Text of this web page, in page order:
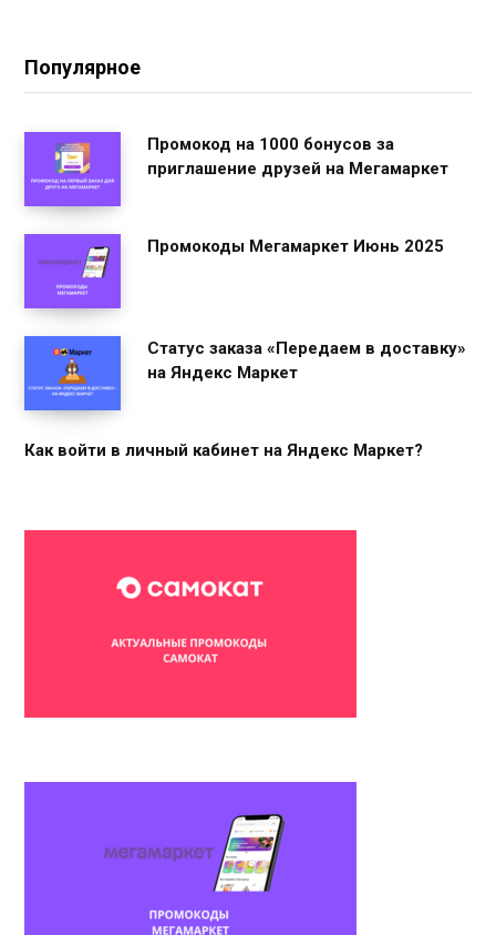
Популярное
Промокод на 1000 бонусов за
приглашение друзей на Мегамаркет
Промокоды Мегамаркет Июнь 2025
Статус заказа «Передаем в доставку»
на Яндекс Маркет
Как войти в личный кабинет на Яндекс Маркет?